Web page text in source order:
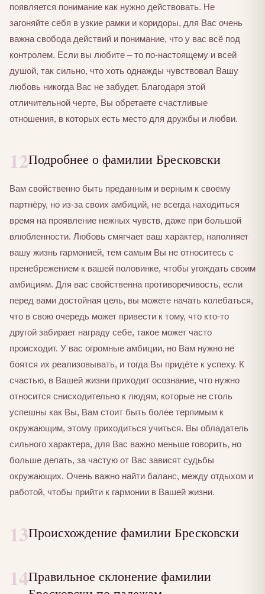
появляется понимание как нужно действовать. Не
загоняйте себя в узкие рамки и коридоры, для Вас очень
важна свобода действий и понимание, что у вас всё под
контролем. Если вы любите – то по-настоящему и всей
душой, так сильно, что хоть однажды чувствовал Вашу
любовь никогда Вас не забудет. Благодаря этой
отличительной черте, Вы обретаете счастливые
отношения, в которых есть место для дружбы и любви.
12Подробнее о фамилии Бресковски
Вам свойственно быть преданным и верным к своему
партнёру, но из-за своих амбиций, не всегда находиться
время на проявление нежных чувств, даже при большой
влюбленности. Любовь смягчает ваш характер, наполняет
вашу жизнь гармонией, тем самым Вы не относитесь с
пренебрежением к вашей половинке, чтобы угождать своим
амбициям. Для вас свойственна противоречивость, если
перед вами достойная цель, вы можете начать колебаться,
что в свою очередь может привести к тому, что кто-то
другой забирает награду себе, такое может часто
происходит. У вас огромные амбиции, но Вам нужно не
боятся их реализовывать, и тогда Вы придёте к успеху. К
счастью, в Вашей жизни приходит осознание, что нужно
относится снисходительно к людям, которые не столь
успешны как Вы, Вам стоит быть более терпимым к
окружающим, этому приходиться учиться. Вы обладатель
сильного характера, для Вас важно меньше говорить, но
больше делать, за частую от Вас зависят судьбы
окружающих. Очень важно найти баланс, между отдыхом и
работой, чтобы прийти к гармонии в Вашей жизни.
13Происхождение фамилии Бресковски
14Правильное склонение фамилии